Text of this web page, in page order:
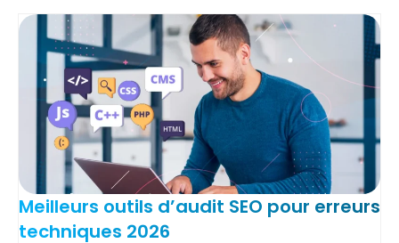
Meilleurs outils d’audit SEO pour erreurs
techniques 2026